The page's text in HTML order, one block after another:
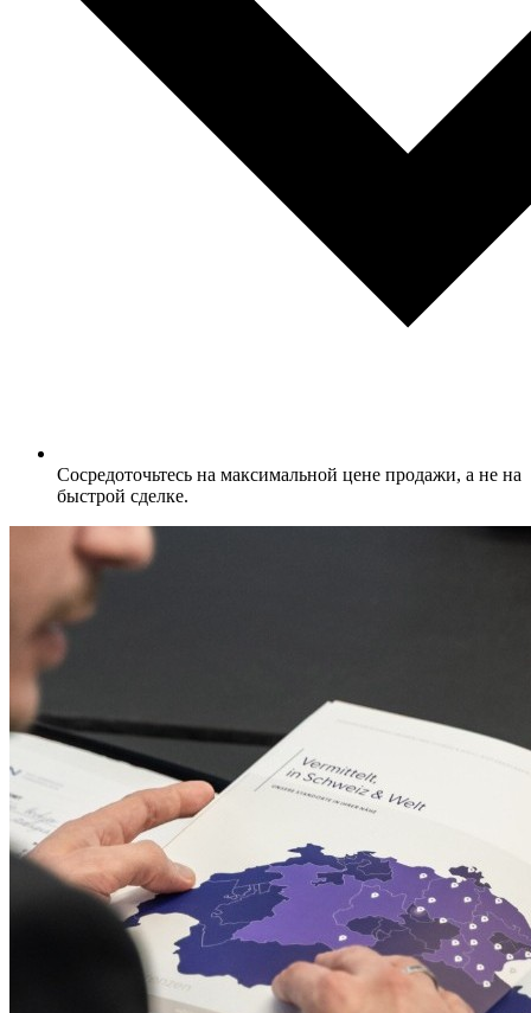
Сосредоточьтесь на максимальной цене продажи, а не на
быстрой сделке.